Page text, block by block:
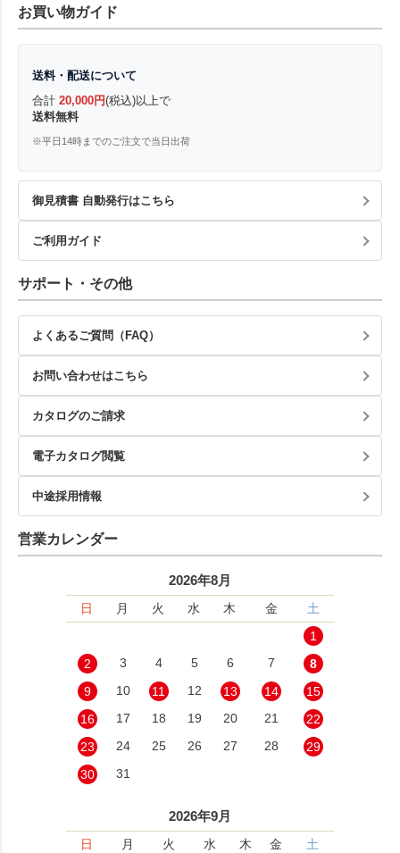
お買い物ガイド
送料・配送について
合計 20,000円(税込)以上で
送料無料
※平日14時までのご注文で当日出荷
御見積書 自動発行はこちら
ご利用ガイド
サポート・その他
よくあるご質問（FAQ）
お問い合わせはこちら
カタログのご請求
電子カタログ閲覧
中途採用情報
営業カレンダー
2026年8月
日 月 火 水 木 金
土
1
2
3 4 5 6 7
8
9
10 11 12 13 14
15
16
17 18 19 20 21
22
23
24 25 26 27 28
29
30
31
2026年9月
日 月 火 水 木 金 土